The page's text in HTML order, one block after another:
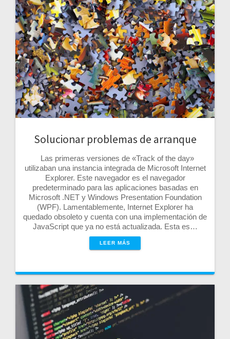
Solucionar problemas de arranque
Las primeras versiones de «Track of the day»
utilizaban una instancia integrada de Microsoft Internet
Explorer. Este navegador es el navegador
predeterminado para las aplicaciones basadas en
Microsoft .NET y Windows Presentation Foundation
(WPF). Lamentablemente, Internet Explorer ha
quedado obsoleto y cuenta con una implementación de
JavaScript que ya no está actualizada. Esta es…
LEER MÁS